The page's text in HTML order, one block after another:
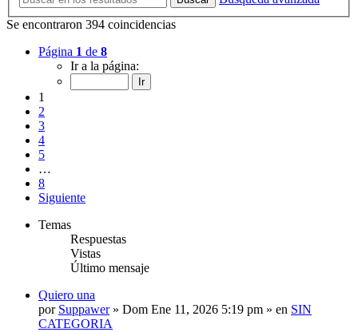
Se encontraron 394 coincidencias
Página 1 de 8
Ir a la página:
1
2
3
4
5
…
8
Siguiente
Temas
Respuestas
Vistas
Último mensaje
Quiero una
por Suppawer» Dom Ene 11, 2026 5:19 pm » en SIN
CATEGORIA